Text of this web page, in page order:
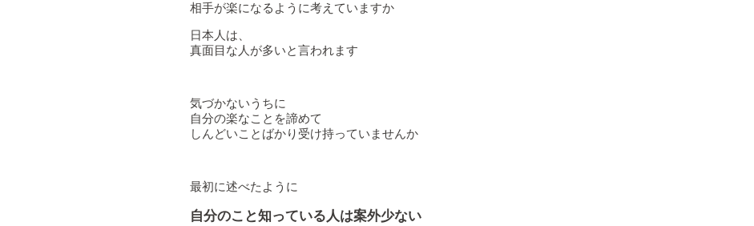
相手が楽になるように考えていますか
日本人は、
真面目な人が多いと言われます
気づかないうちに
自分の楽なことを諦めて
しんどいことばかり受け持っていませんか
最初に述べたように
自分のこと知っている人は案外少ない